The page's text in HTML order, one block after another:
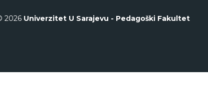
2026 Univerzitet U Sarajevu - Pedagoški Fakultet